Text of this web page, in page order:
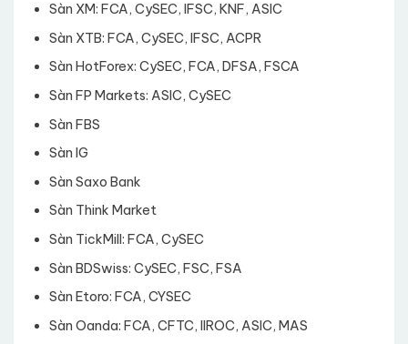
Sàn XM: FCA, CySEC, IFSC, KNF, ASIC
Sàn XTB: FCA, CySEC, IFSC, ACPR
Sàn HotForex: CySEC, FCA, DFSA, FSCA
Sàn FP Markets: ASIC, CySEC
Sàn FBS
Sàn IG
Sàn Saxo Bank
Sàn Think Market
Sàn TickMill: FCA, CySEC
Sàn BDSwiss: CySEC, FSC, FSA
Sàn Etoro: FCA, CYSEC
Sàn Oanda: FCA, CFTC, IIROC, ASIC, MAS